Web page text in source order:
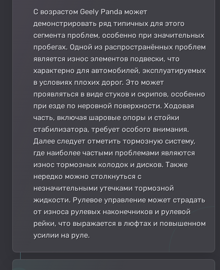
С возрастом Geely Panda может
демонстрировать ряд типичных для этого
сегмента проблем, особенно при значительных
пробегах. Одной из распространённых проблем
является износ элементов подвески, что
характерно для автомобилей, эксплуатируемых
в условиях плохих дорог. Это может
проявляться в виде стуков и скрипов, особенно
при езде по неровной поверхности. Ходовая
часть, включая шаровые опоры и стойки
стабилизатора, требует особого внимания.
Далее следует отметить тормозную систему,
где наиболее частыми проблемами являются
износ тормозных колодок и дисков. Также
нередко можно столкнуться с
незначительными утечками тормозной
жидкости. Рулевое управление может страдать
от износа рулевых наконечников и рулевой
рейки, что выражается в люфтах и повышенном
усилии на руле.